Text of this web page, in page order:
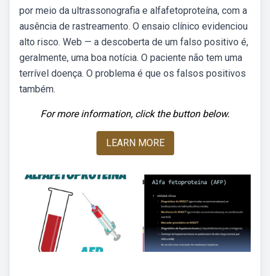
por meio da ultrassonografia e alfafetoproteína, com a
ausência de rastreamento. O ensaio clínico evidenciou
alto risco. Web — a descoberta de um falso positivo é,
geralmente, uma boa notícia. O paciente não tem uma
terrível doença. O problema é que os falsos positivos
também.
For more information, click the button below.
LEARN MORE